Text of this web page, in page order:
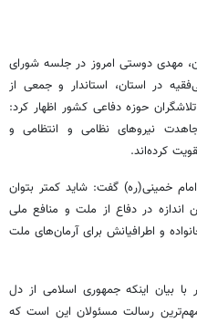
مهدی دوستی امروز در جلسه شورای
در استان، استاندار و جمعی از
حوزه دفاعی کشور اظهار کرد:
نیروهای نظامی و انتظامی و
کرده‌اند.
خمینی(ره) گفت: شاید کمتر بتوان
اندازه در دفاع از ملت و منافع ملی
و اطرافیانش برای آرمان‌های ملت
بیان اینکه جمهوری اسلامی از دل
رسالت مسئولان این است که